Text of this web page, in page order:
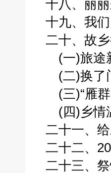
十八、丽丽
十九、我们
二十、故乡
(一)旅途
(二)换了
(三)“雁群
(四)乡情
二十一、给
二十二、
二十三、祭